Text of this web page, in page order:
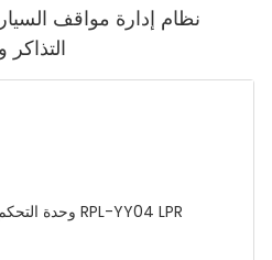
نظام إدارة مواقف
التذاكر